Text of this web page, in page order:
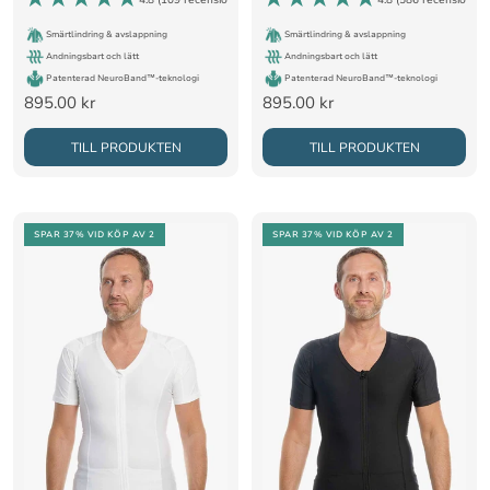
Smärtlindring & avslappning
Andningsbart och lätt
Patenterad NeuroBand™-teknologi
Rea-
pris
895.00 kr
TILL PRODUKTEN
Smärtlindring & avslappning
Andningsbart och lätt
Patenterad NeuroBand™-teknologi
Rea-
pris
895.00 kr
TILL PRODUKTEN
SPAR 37% VID KÖP AV 2 SPAR 37% VID KÖP AV 2